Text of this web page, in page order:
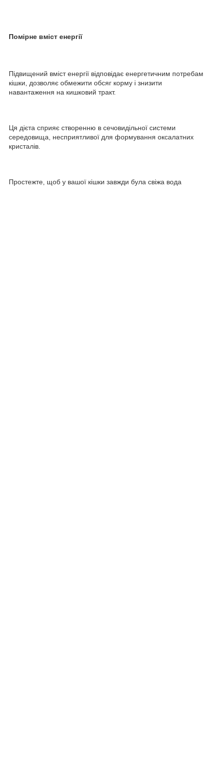
Помірне вміст енергії
Підвищений вміст енергії відповідає енергетичним потребам
кішки, дозволяє обмежити обсяг корму і знизити
навантаження на кишковий тракт.
Ця дієта сприяє створенню в сечовидільної системи
середовища, несприятливої для формування оксалатних
кристалів.
Простежте, щоб у вашої кішки завжди була свіжа вода